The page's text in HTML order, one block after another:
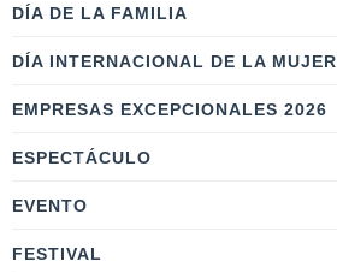
DÍA DE LA FAMILIA
DÍA INTERNACIONAL DE LA MUJER
EMPRESAS EXCEPCIONALES 2026
ESPECTÁCULO
EVENTO
FESTIVAL